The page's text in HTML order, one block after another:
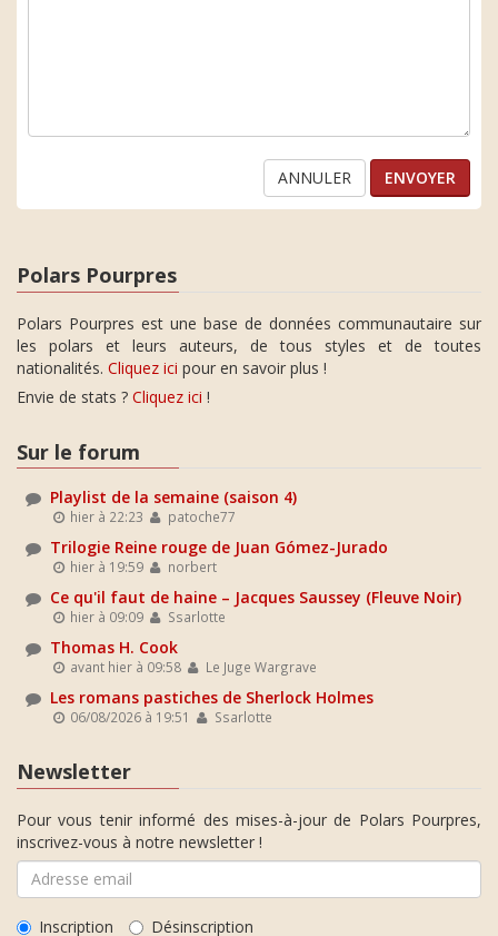
ANNULER
Polars Pourpres
Polars Pourpres est une base de données communautaire sur
les polars et leurs auteurs, de tous styles et de toutes
nationalités. Cliquez ici pour en savoir plus !
Envie de stats ? Cliquez ici !
Sur le forum
Playlist de la semaine (saison 4)
hier à 22:23 patoche77
Trilogie Reine rouge de Juan Gómez-Jurado
hier à 19:59 norbert
Ce qu'il faut de haine – Jacques Saussey (Fleuve Noir)
hier à 09:09 Ssarlotte
Thomas H. Cook
avant hier à 09:58 Le Juge Wargrave
Les romans pastiches de Sherlock Holmes
06/08/2026 à 19:51 Ssarlotte
Newsletter
Pour vous tenir informé des mises-à-jour de Polars Pourpres,
inscrivez-vous à notre newsletter !
Inscription Désinscription